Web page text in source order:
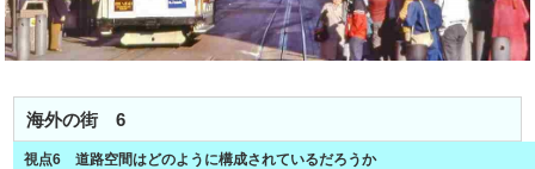
海外の街 6
視点6 道路空間はどのように構成されているだろうか